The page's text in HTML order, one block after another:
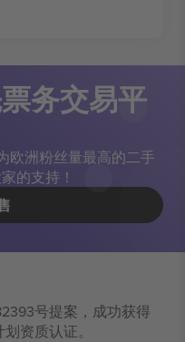
务交易平
欧洲粉丝量最高的二手
的支持！
号提案，成功获得
资质认证。